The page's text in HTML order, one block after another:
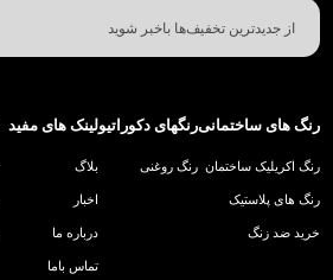
رنگ های ساختمانی
رنگ اکریلیک ساختمان
رنگ های پلاستیک
خرید ضد زنگ
رنگهای دکوراتیو
رنگ روغنی
لینک های مفید
بلاگ
اخبار
درباره ما
تماس باما